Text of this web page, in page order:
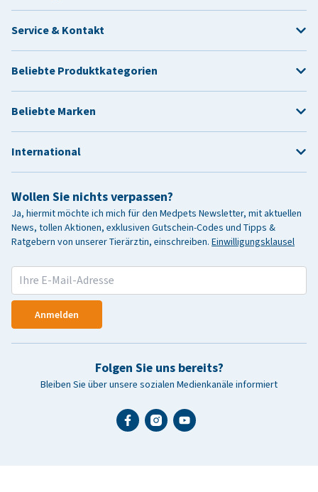
Wollen Sie nichts verpassen?
Ja, hiermit möchte ich mich für den Medpets Newsletter, mit aktuellen
News, tollen Aktionen, exklusiven Gutschein-Codes und Tipps &
Ratgebern von unserer Tierärztin, einschreiben. Einwilligungsklausel
Anmelden
Folgen Sie uns bereits?
Bleiben Sie über unsere sozialen Medienkanäle informiert
Service & Kontakt
Beliebte Produktkategorien
Beliebte Marken
International